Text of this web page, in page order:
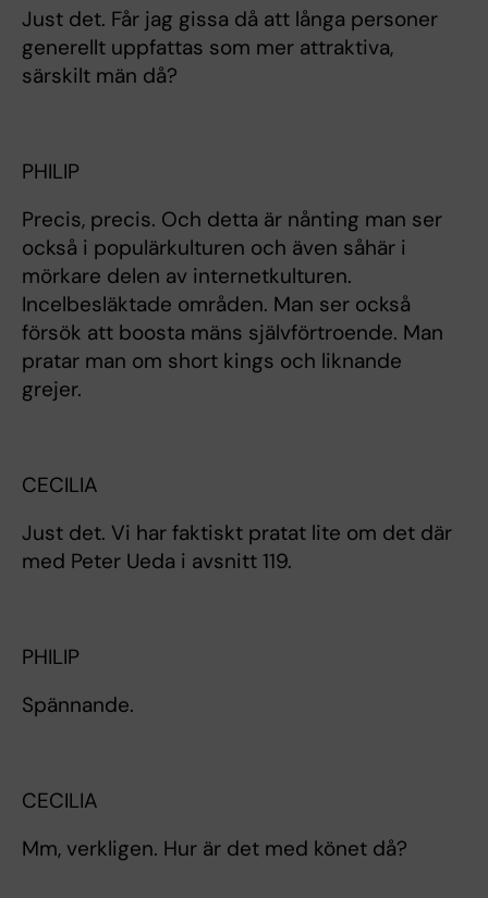
Just det. Får jag gissa då att långa personer
generellt uppfattas som mer attraktiva,
särskilt män då?
PHILIP
Precis, precis. Och detta är nånting man ser
också i populärkulturen och även såhär i
mörkare delen av internetkulturen.
Incelbesläktade områden. Man ser också
försök att boosta mäns självförtroende. Man
pratar man om short kings och liknande
grejer.
CECILIA
Just det. Vi har faktiskt pratat lite om det där
med Peter Ueda i avsnitt 119.
PHILIP
Spännande.
CECILIA
Mm, verkligen. Hur är det med könet då?